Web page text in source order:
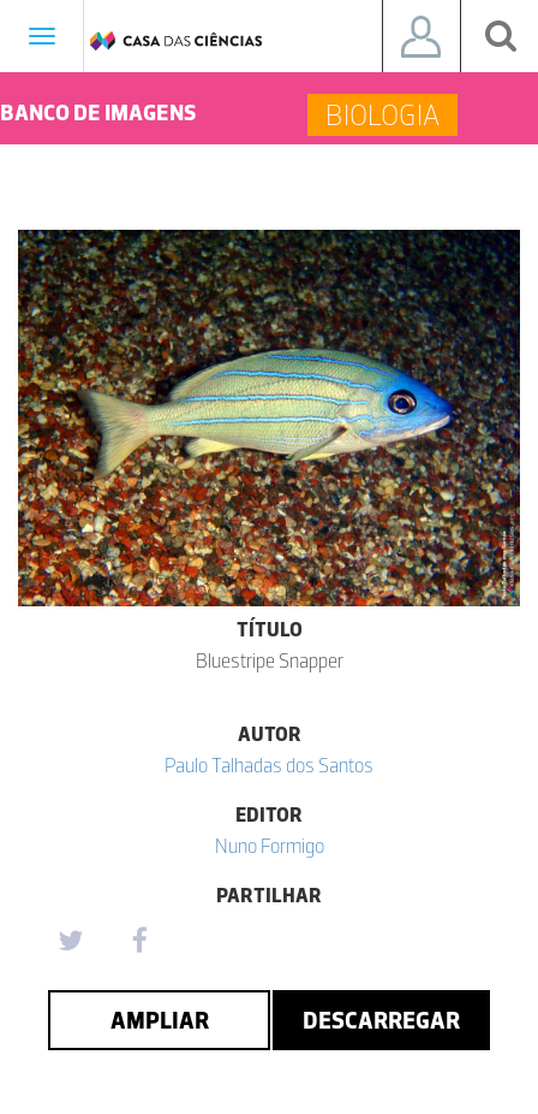
Toggle
BANCO DE IMAGENS BIOLOGIA
TÍTULO
Bluestripe Snapper
AUTOR
Paulo Talhadas dos Santos
EDITOR
Nuno Formigo
PARTILHAR
AMPLIAR DESCARREGAR